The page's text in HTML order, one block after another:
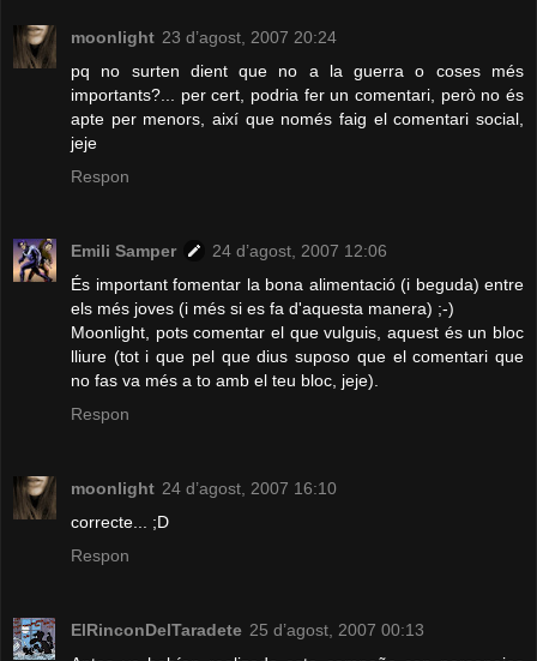
moonlight 23 d’agost, 2007 20:24
pq no surten dient que no a la guerra o coses més
importants?... per cert, podria fer un comentari, però no és
apte per menors, així que només faig el comentari social,
jeje
Respon
Emili Samper
24 d’agost, 2007 12:06
És important fomentar la bona alimentació (i beguda) entre
els més joves (i més si es fa d'aquesta manera) ;-)
Moonlight, pots comentar el que vulguis, aquest és un bloc
lliure (tot i que pel que dius suposo que el comentari que
no fas va més a to amb el teu bloc, jeje).
Respon
moonlight 24 d’agost, 2007 16:10
correcte... ;D
Respon
ElRinconDelTaradete 25 d’agost, 2007 00:13